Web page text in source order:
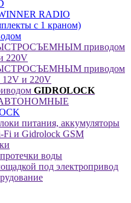
RADIO
с 1 краном)
приводом
220V
приводом
12V и 220V
GIDROLOCK
питания, аккумуляторы
и Gidrolock GSM
воды
под электропривод